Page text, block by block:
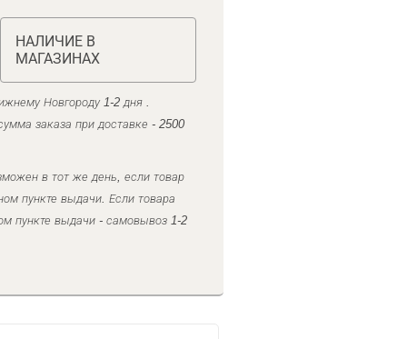
НАЛИЧИЕ В
МАГАЗИНАХ
Новгороду 1-2 дня .
заказа при доставке - 2500
в тот же день, если товар
пункте выдачи. Если товара
пункте выдачи - самовывоз 1-2